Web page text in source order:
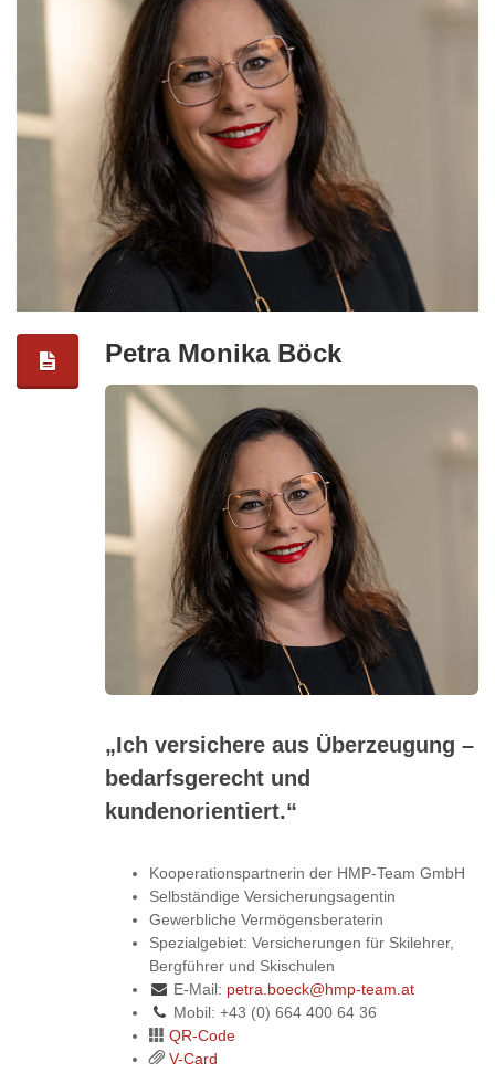
Petra Monika Böck
„Ich versichere aus Überzeugung –
bedarfsgerecht und
kundenorientiert.“
Kooperationspartnerin der HMP-Team GmbH
Selbständige Versicherungsagentin
Gewerbliche Vermögensberaterin
Spezialgebiet: Versicherungen für Skilehrer,
Bergführer und Skischulen
E-Mail: petra.boeck@hmp-team.at
Mobil: +43 (0) 664 400 64 36
QR-Code
V-Card